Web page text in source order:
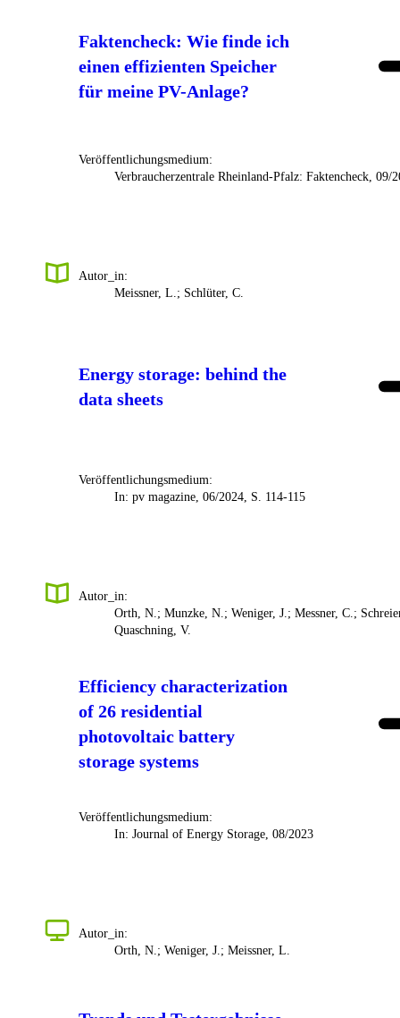
Faktencheck: Wie finde ich
einen effizienten Speicher
für meine PV-Anlage?
Veröffentlichungsmedium:
Verbraucherzentrale Rheinland-Pfalz: Faktencheck, 09/
Autor_in:
Meissner, L.; Schlüter, C.
Energy storage: behind the
data sheets
Veröffentlichungsmedium:
In: pv magazine, 06/2024, S. 114-115
Autor_in:
Orth, N.; Munzke, N.; Weniger, J.; Messner, C.;
Quaschning, V.
Efficiency characterization
of 26 residential
photovoltaic battery
storage systems
Veröffentlichungsmedium:
In: Journal of Energy Storage, 08/2023
Autor_in:
Orth, N.; Weniger, J.; Meissner, L.